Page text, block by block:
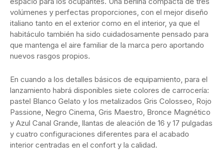
volúmenes y perfectas proporciones, con el mejor diseño
italiano tanto en el exterior como en el interior, ya que el
habitáculo también ha sido cuidadosamente pensado para
que mantenga el aire familiar de la marca pero aportando
nuevos rasgos propios.
En cuando a los detalles básicos de equipamiento, para el
lanzamiento habrá disponibles siete colores de carrocería:
pastel Blanco Gelato y los metalizados Gris Colosseo, Rojo
Passione, Negro Cinema, Gris Maestro, Bronce Magnético
y Azul Canal Grande, llantas de aleación de 16 y 17 pulgadas
y cuatro configuraciones diferentes para el acabado
interior centradas en el confort y la calidad.